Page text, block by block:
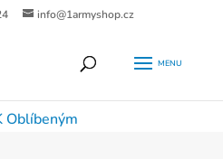
info@1armyshop.cz
Oblíbeným